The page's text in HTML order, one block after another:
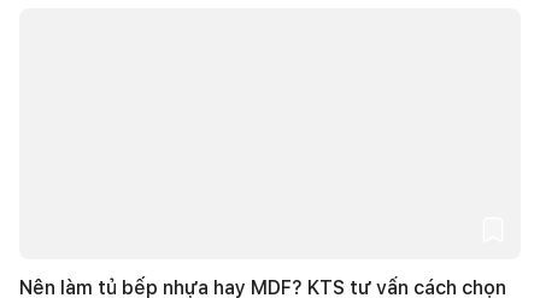
Nên làm tủ bếp nhựa hay MDF? KTS tư vấn cách chọn